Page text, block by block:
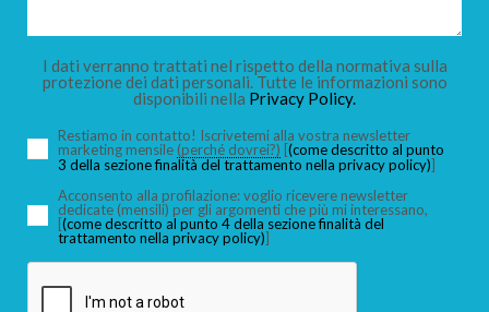
I dati verranno trattati nel rispetto della normativa sulla
protezione dei dati personali. Tutte le informazioni sono
disponibili nella Privacy Policy.
Restiamo in contatto! Iscrivetemi alla vostra newsletter
marketing mensile (perché dovrei?) [(come descritto al punto
3 della sezione finalità del trattamento nella privacy policy)]
Acconsento alla profilazione: voglio ricevere newsletter
dedicate (mensili) per gli argomenti che più mi interessano,
[(come descritto al punto 4 della sezione finalità del
trattamento nella privacy policy)]